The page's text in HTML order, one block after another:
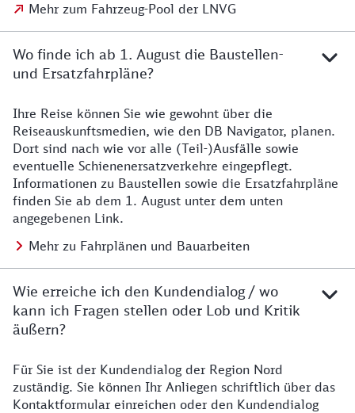
Mehr zum Fahrzeug-Pool der LNVG
Wo finde ich ab 1. August die Baustellen-
und Ersatzfahrpläne?
Details zu Baustelle
Ihre Reise können Sie wie gewohnt über die
Reiseauskunftsmedien, wie den DB Navigator, planen.
Dort sind nach wie vor alle (Teil-)Ausfälle sowie
eventuelle Schienenersatzverkehre eingepflegt.
Informationen zu Baustellen sowie die Ersatzfahrpläne
finden Sie ab dem 1. August unter dem unten
angegebenen Link.
Mehr zu Fahrplänen und Bauarbeiten
Wie erreiche ich den Kundendialog / wo
kann ich Fragen stellen oder Lob und Kritik
äußern?
Details zu Kontakt
Für Sie ist der Kundendialog der Region Nord
zuständig. Sie können Ihr Anliegen schriftlich über das
Kontaktformular einreichen oder den Kundendialog